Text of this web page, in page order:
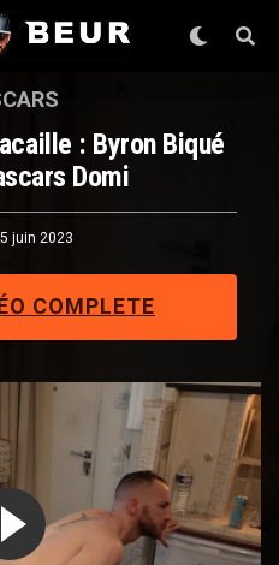
: Byron Biqué
Domi
juin 2023
COMPLETE